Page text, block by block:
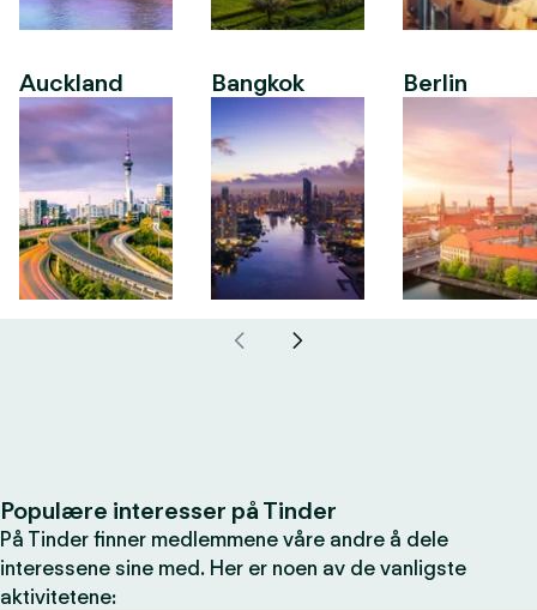
Auckland Bangkok Berlin
Populære interesser på Tinder
På Tinder finner medlemmene våre andre å dele
interessene sine med. Her er noen av de vanligste
aktivitetene: